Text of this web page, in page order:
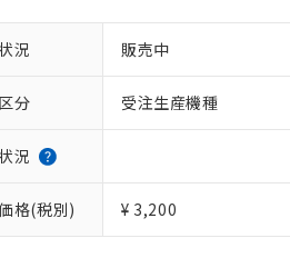
況 販売中
分 受注生産機種
況
格(税別) ¥ 3,200